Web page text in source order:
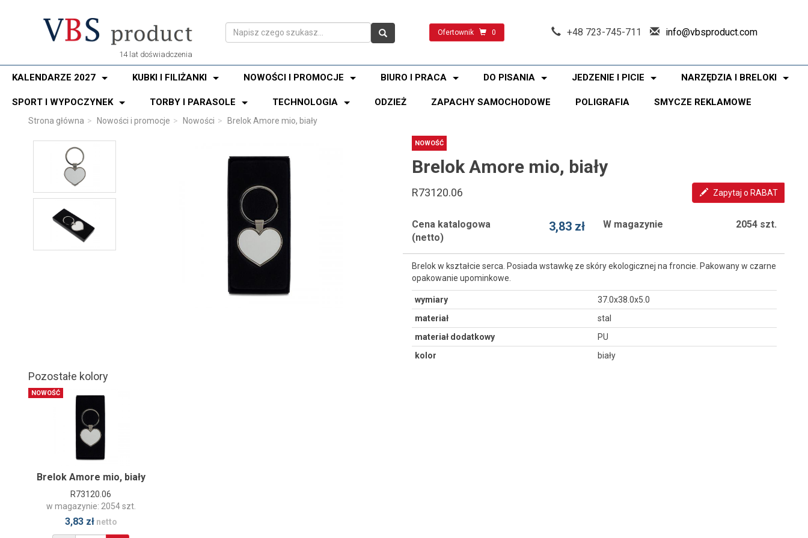
14 lat doświadczenia
Ofertownik 0 +48 723-745-711 info@vbsproduct.com
KALENDARZE 2027 KUBKI I FILIŻANKI NOWOŚCI I PROMOCJE BIURO I PRACA DO PISANIA JEDZENIE I PICIE NARZĘDZIA I BRELOKI
SPORT I WYPOCZYNEK TORBY I PARASOLE TECHNOLOGIA ODZIEŻ ZAPACHY SAMOCHODOWE POLIGRAFIA SMYCZE REKLAMOWE
Strona główna Nowości i promocje Nowości Brelok Amore mio, biały
NOWOŚĆ
Brelok Amore mio, biały
R73120.06 Zapytaj o RABAT
Cena katalogowa
(netto)
3,83 zł W magazynie 2054 szt.
Brelok w kształcie serca. Posiada wstawkę ze skóry ekologicznej na froncie. Pakowany w czarne
opakowanie upominkowe.
wymiary
37.0x38.0x5.0
materiał
stal
materiał dodatkowy
PU
kolor
biały
Pozostałe kolory
NOWOŚĆ
Brelok Amore mio, biały
R73120.06
w magazynie: 2054 szt.
3,83 złnetto